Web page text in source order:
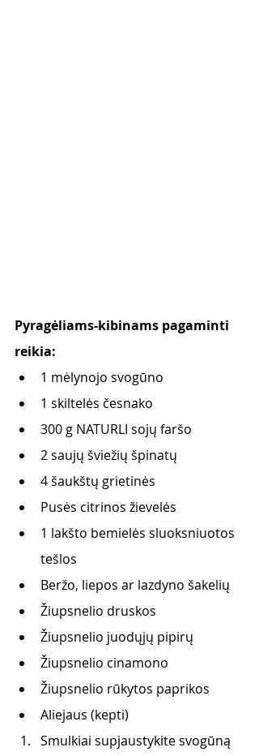
Pyragėliams-kibinams pagaminti
reikia:
1 mėlynojo svogūno
1 skiltelės česnako
300 g NATURLI sojų faršo
2 saujų šviežių špinatų
4 šaukštų grietinės
Pusės citrinos žievelės
1 lakšto bemielės sluoksniuotos
tešlos
Beržo, liepos ar lazdyno šakelių
Žiupsnelio druskos
Žiupsnelio juodųjų pipirų
Žiupsnelio cinamono
Žiupsnelio rūkytos paprikos
Aliejaus (kepti)
Smulkiai supjaustykite svogūną